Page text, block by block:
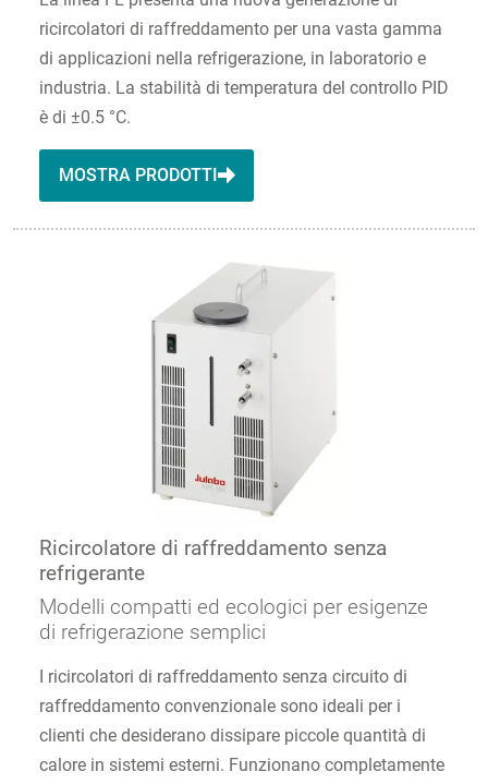
ricircolatori di raffreddamento per una vasta gamma
di applicazioni nella refrigerazione, in laboratorio e
industria. La stabilità di temperatura del controllo PID
è di ±0.5 °C.
MOSTRA PRODOTTI
Ricircolatore di raffreddamento senza
refrigerante
Modelli compatti ed ecologici per esigenze
di refrigerazione semplici
I ricircolatori di raffreddamento senza circuito di
raffreddamento convenzionale sono ideali per i
clienti che desiderano dissipare piccole quantità di
calore in sistemi esterni. Funzionano completamente